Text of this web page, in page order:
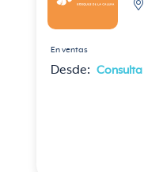
En ventas
Desde: Consulta